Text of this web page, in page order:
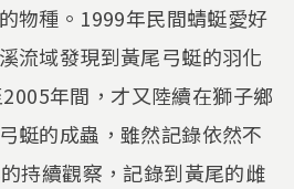
物種。1999年民間蜻蜓愛好
流域發現到黃尾弓蜓的羽化
年間，才又陸續在獅子鄉
蜓的成蟲，雖然記錄依然不
持續觀察，記錄到黃尾的雌